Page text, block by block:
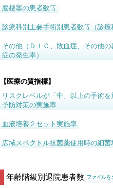
脳梗塞の患者数等
診療科別主要手術別患者数等（診療
その他（ＤＩＣ、敗血症、その他
症の発生率）
【医療の質指標】
リスクレベルが「中」以上の手術
予防対策の実施率
血液培養２セット実施率
広域スペクトル抗菌薬使用時の細
年齢階級別退院患者数 ファイルを